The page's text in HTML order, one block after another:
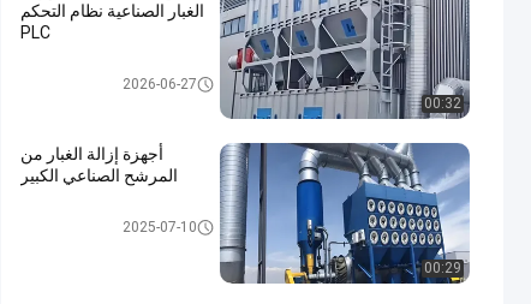
00:32
الغبار الصناعية نظام التحكم
PLC
نظام جمع الغبار في تصنيع الخش
2026-06-27
00:29
أجهزة إزالة الغبار من
المرشح الصناعي الكبير
جهاز جمع الغبار بالخرطوشة
2025-07-10